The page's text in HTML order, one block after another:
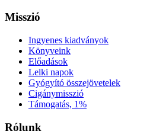
Misszió
Ingyenes kiadványok
Könyveink
Előadások
Lelki napok
Gyógyító összejövetelek
Cigánymisszió
Támogatás, 1%
Rólunk